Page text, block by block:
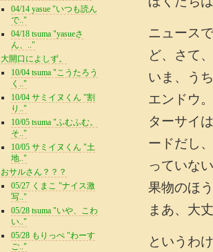
ニュース
ど、さて
いま、う
エンドウ。
ターサイ
ードだし
っていな
果物のほ
まあ、大
というわ
04/14 yasue "いつも読ん
で.."
04/18 tsuma "yasueさ
ん、.."
大開口によしず。
10/04 tsuma "こうたろう
く.."
10/04 サミイヌくん "割
り.."
10/05 tsuma "ふむふむ。
そ.."
10/05 サミイヌくん "土
地.."
おサルさん？？？
05/27 くまこ "ナイス激
写.."
05/28 tsuma "いや、こわ
い.."
05/28 もりっぺ "わーす
ご.."